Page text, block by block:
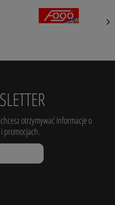
otrzymywać informacje o
promocjach.